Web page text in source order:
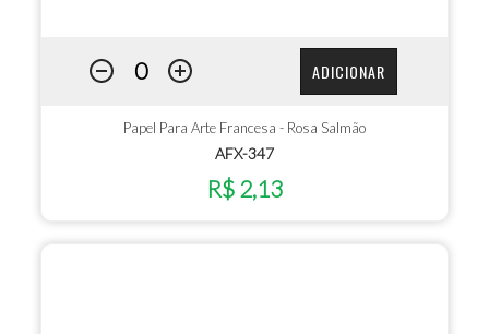
ADICIONAR
Papel Para Arte Francesa - Rosa Salmão
AFX-347
R$ 2,13